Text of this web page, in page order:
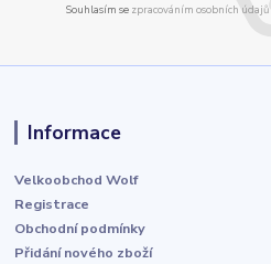
Souhlasím se zpracováním osobních údajů
Informace
Velkoobchod Wolf
Registrace
Obchodní podmínky
Přidání nového zboží